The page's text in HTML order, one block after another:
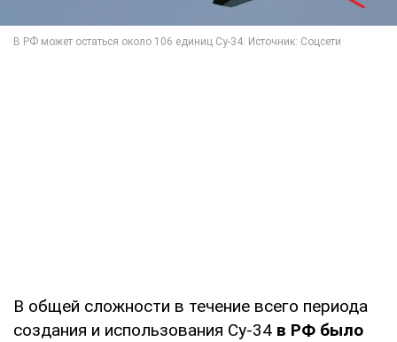
В общей сложности в течение всего периода
создания и использования Су-34 в РФ было